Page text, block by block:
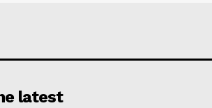
latest